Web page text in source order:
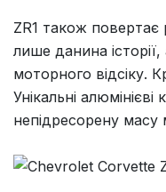
ZR1 також повертає
лише данина
моторного відсіку.
Унікальні
непідресорену